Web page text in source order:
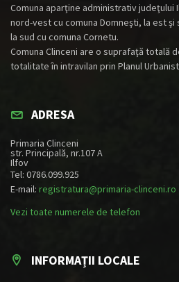
Comuna aparţine administrativ judeţului
nord-vest cu comuna Domneşti, la est şi
la sud cu comuna Cornetu.
Comuna Clinceni are o suprafaţă totală
totalitate în intravilan prin Planul
ADRESA
Primaria Clinceni
str. Principală, nr.107 A
Ilfov
Tel: 0786.099.925
E-mail: registratura@primaria-clinceni.ro
Vezi toate numerele de telefon
INFORMAȚII LOCALE